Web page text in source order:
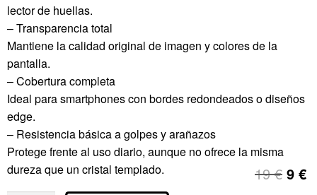
lector de huellas.
– Transparencia total
Mantiene la calidad original de imagen y colores de la
pantalla.
– Cobertura completa
Ideal para smartphones con bordes redondeados o diseños
edge.
– Resistencia básica a golpes y arañazos
Protege frente al uso diario, aunque no ofrece la misma
dureza que un cristal templado.
19€ 9 €